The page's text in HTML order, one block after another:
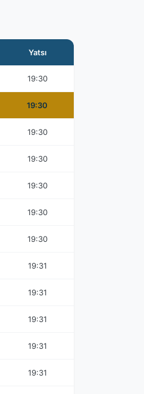
Yatsı
19:30
19:30
19:30
19:30
19:30
19:30
19:30
19:31
19:31
19:31
19:31
19:31